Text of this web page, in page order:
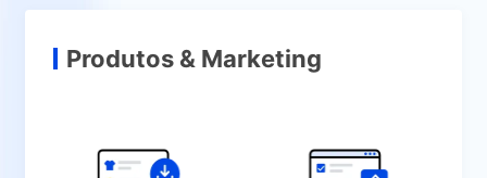
Produtos & Marketing